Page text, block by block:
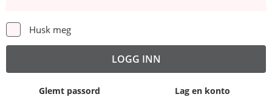
Husk meg
Glemt passord Lag en konto